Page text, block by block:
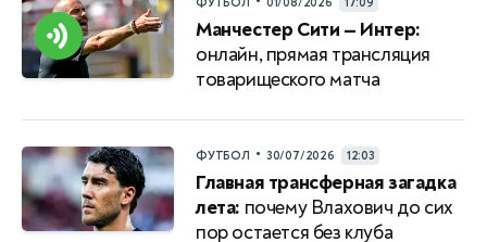
Манчестер Сити — Интер:
онлайн, прямая трансляция
товарищеского матча
ФУТБОЛ • 30/07/2026 12:03
Главная трансферная загадка
лета: почему Влахович до сих
пор остается без клуба